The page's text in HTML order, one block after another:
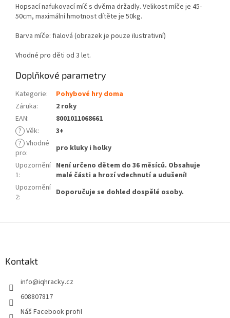
Hopsací nafukovací míč s dvěma držadly. Velikost míče je 45-
50cm, maximální hmotnost dítěte je 50kg.
Barva míče: fialová (obrazek je pouze ilustrativní)
Vhodné pro děti od 3 let.
Doplňkové parametry
Kategorie:
Pohybové hry doma
Záruka:
2 roky
EAN:
8001011068661
? Věk:
3+
? Vhodné
pro:
pro kluky i holky
Upozornění
1:
Není určeno dětem do 36 měsíců. Obsahuje
malé části a hrozí vdechnutí a udušení!
Upozornění
2: Doporučuje se dohled dospělé osoby.
Kontakt
info@iqhracky.cz
608807817
Náš Facebook profil